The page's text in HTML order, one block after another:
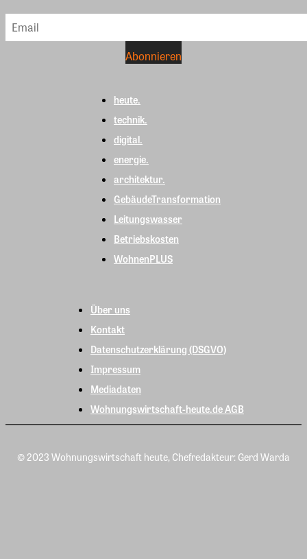
heute.
technik.
digital.
energie.
architektur.
GebäudeTransformation
Leitungswasser
Betriebskosten
WohnenPLUS
Über uns
Kontakt
Datenschutzerklärung (DSGVO)
Impressum
Mediadaten
Wohnungswirtschaft-heute.de AGB
© 2023 Wohnungswirtschaft heute, Chefredakteur: Gerd Warda